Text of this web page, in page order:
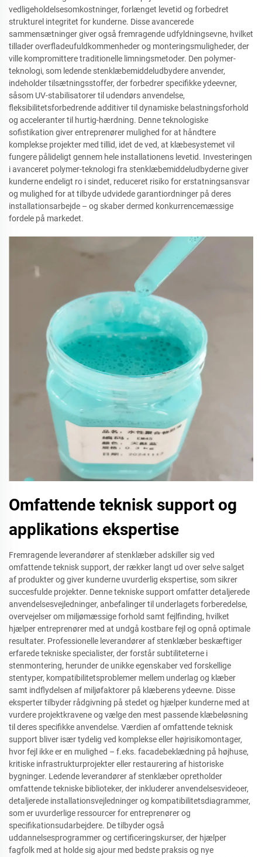
vedligeholdelsesomkostninger, forlænget levetid og forbedret
strukturel integritet for kunderne. Disse avancerede
sammensætninger giver også fremragende udfyldningsevne, hvilket
tillader overfladeufuldkommenheder og monteringsmuligheder, der
ville kompromittere traditionelle limningsmetoder. Den polymer-
teknologi, som ledende stenklæbemiddeludbydere anvender,
indeholder tilsætningsstoffer, der forbedrer specifikke ydeevner,
såsom UV-stabilisatorer til udendørs anvendelse,
fleksibilitetsforbedrende additiver til dynamiske belastningsforhold
og acceleranter til hurtig-hærdning. Denne teknologiske
sofistikation giver entreprenører mulighed for at håndtere
komplekse projekter med tillid, idet de ved, at klæbesystemet vil
fungere pålideligt gennem hele installationens levetid. Investeringen
i avanceret polymer-teknologi fra stenklæbemiddeludbyderne giver
kunderne endeligt ro i sindet, reduceret risiko for erstatningsansvar
og mulighed for at tilbyde udvidede garantiordninger på deres
installationsarbejde – og skaber dermed konkurrencemæssige
fordele på markedet.
Omfattende teknisk support og
applikations ekspertise
Fremragende leverandører af stenklæber adskiller sig ved
omfattende teknisk support, der rækker langt ud over selve salget
af produkter og giver kunderne uvurderlig ekspertise, som sikrer
succesfulde projekter. Denne tekniske support omfatter detaljerede
anvendelsesvejledninger, anbefalinger til underlagets forberedelse,
overvejelser om miljømæssige forhold samt fejlfinding, hvilket
hjælper entreprenører med at undgå kostbare fejl og opnå optimale
resultater. Professionelle leverandører af stenklæber beskæftiger
erfarede tekniske specialister, der forstår subtiliteterne i
stenmontering, herunder de unikke egenskaber ved forskellige
stentyper, kompatibilitetsproblemer mellem underlag og klæber
samt indflydelsen af miljøfaktorer på klæberens ydeevne. Disse
eksperter tilbyder rådgivning på stedet og hjælper kunderne med at
vurdere projektkravene og vælge den mest passende klæbeløsning
til deres specifikke anvendelse. Værdien af omfattende teknisk
support bliver især tydelig ved komplekse eller højrisikomontager,
hvor fejl ikke er en mulighed – f.eks. facadebeklædning på højhuse,
kritiske infrastrukturprojekter eller restaurering af historiske
bygninger. Ledende leverandører af stenklæber opretholder
omfattende tekniske biblioteker, der inkluderer anvendelsesvideoer,
detaljerede installationsvejledninger og kompatibilitetsdiagrammer,
som er uvurderlige ressourcer for entreprenører og
specifikationsudarbejdere. De tilbyder også
uddannelsesprogrammer og certificeringskurser, der hjælper
fagfolk med at holde sig ajour med bedste praksis og nye